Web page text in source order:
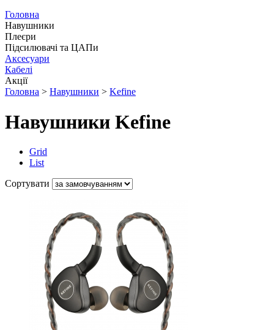
Головна
Навушники
Плеєри
Підсилювачі та ЦАПи
Аксесуари
Кабелі
Акції
Головна > Навушники > Kefine
Навушники Kefine
Grid
List
Сортувати